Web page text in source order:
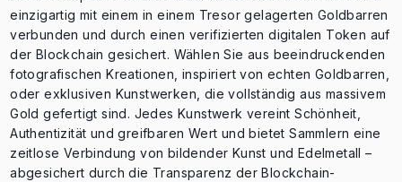
einzigartig mit einem in einem Tresor gelagerten Goldbarren
verbunden und durch einen verifizierten digitalen Token auf
der Blockchain gesichert. Wählen Sie aus beeindruckenden
fotografischen Kreationen, inspiriert von echten Goldbarren,
oder exklusiven Kunstwerken, die vollständig aus massivem
Gold gefertigt sind. Jedes Kunstwerk vereint Schönheit,
Authentizität und greifbaren Wert und bietet Sammlern eine
zeitlose Verbindung von bildender Kunst und Edelmetall –
abgesichert durch die Transparenz der Blockchain-